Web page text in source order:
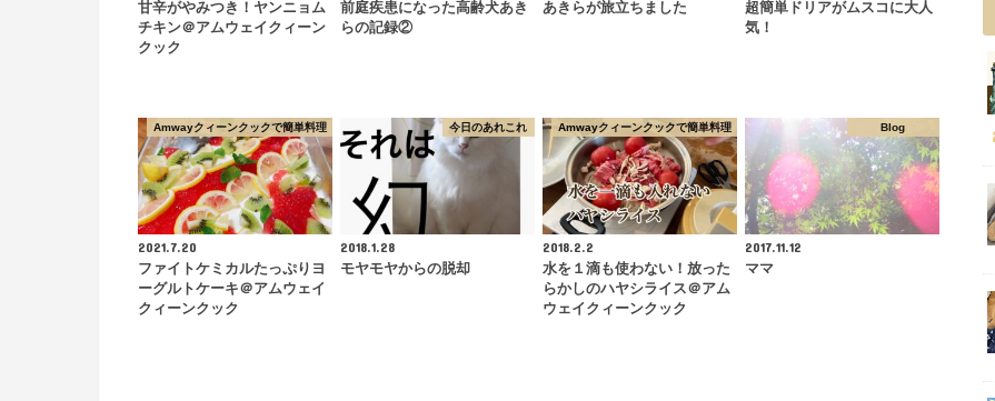
甘辛がやみつき！ヤンニョム
チキン＠アムウェイクィーン
クック
前庭疾患になった高齢犬あき
らの記録②
あきらが旅立ちました
超簡単ドリアがムスコに大人
気！
Amwayクィーンクックで簡単料理
2021.7.20
ファイトケミカルたっぷりヨ
ーグルトケーキ＠アムウェイ
クィーンクック
今日のあれこれ
2018.1.28
モヤモヤからの脱却
Amwayクィーンクックで簡単料理
2018.2.2
水を１滴も使わない！放った
らかしのハヤシライス＠アム
ウェイクィーンクック
Blog
2017.11.12
ママ